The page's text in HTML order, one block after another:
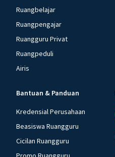
Ruangbelajar
Ruangpengajar
Ruangguru Privat
Ruangpeduli
Airis
Bantuan & Panduan
Kredensial Perusahaan
Beasiswa Ruangguru
Cicilan Ruangguru